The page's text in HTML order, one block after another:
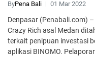
ByPena Bali 01 Mar 2022
Denpasar (Penabali.com)
Crazy Rich asal Medan
terkait penipuan investasi
aplikasi BINOMO.